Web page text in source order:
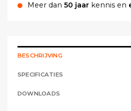
Meer dan 50 jaar kennis en
BESCHRIJVING
SPECIFICATIES
DOWNLOADS